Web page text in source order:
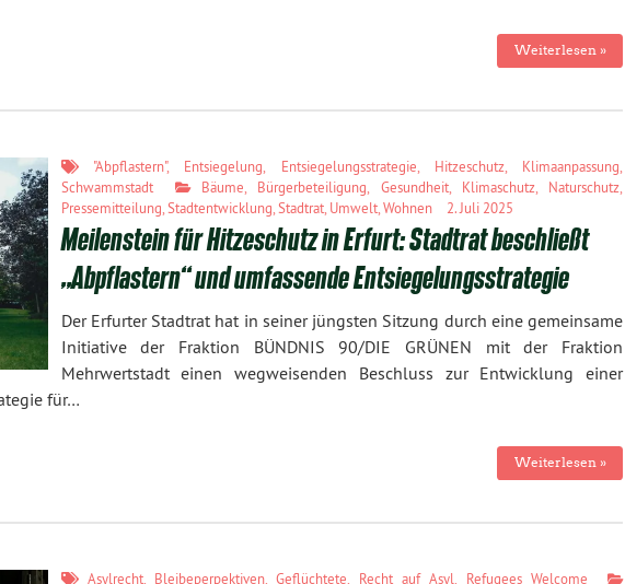
Weiterlesen »
"Abpflastern", Entsiegelung Entsiegelungsstrategie Hitzeschutz, Klimaanpassung
Schwammstadt
Bäume Bürgerbeteiligung Gesundheit, Klimaschutz, Naturschutz
Pressemitteilung Stadtentwicklung Stadtrat, Umwelt, Wohnen 2. Juli 2025
Meilenstein für Hitzeschutz in Erfurt: Stadtrat beschließt
„Abpflastern“ und umfassende Entsiegelungsstrategie
Der Erfurter Stadtrat hat in seiner jüngsten Sitzung durch eine gemeinsame
Initiative der Fraktion BÜNDNIS 90/DIE GRÜNEN mit der Fraktion
Mehrwertstadt einen wegweisenden Beschluss zur Entwicklung einer
für…
Weiterlesen »
Asylrecht, Bleibeperpektiven ,Geflüchtete Recht auf Asyl Refugees Welcome